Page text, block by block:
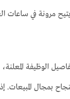
مرونة في
الوظيفة المعلنة،
بمجال